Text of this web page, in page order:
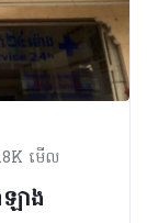
មើល
ាង​